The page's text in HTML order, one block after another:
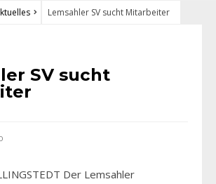
Lemsahler SV sucht Mitarbeiter
SV sucht
Der Lemsahler